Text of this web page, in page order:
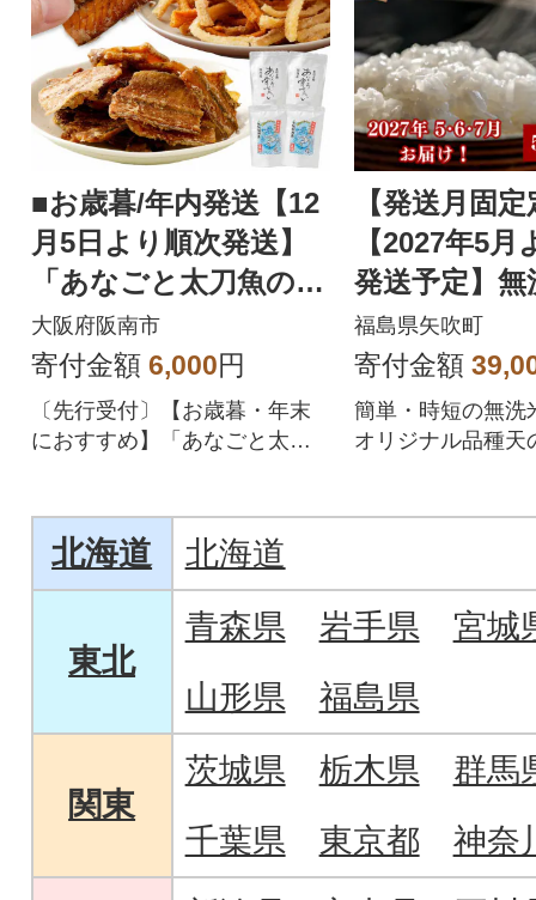
■お歳暮/年内発送【12
月5日より順次発送】
「あなごと太刀魚の骨
せんべい(あなご2袋
太刀魚2袋)」
大阪府阪南市
寄付金額 6,000円
〔先行受付〕【お歳暮・年末
におすすめ】「あなごと太刀
【発送月固
【2027年5月
発送予定】無
直送 天のつ
回
福島県矢吹町
寄付金額
簡単・時短の無洗
オリジナル品種天
北海道 北海道
東北
青森県 岩手県
宮城
山形県
福島県
関東
茨城県 栃木県
群馬
千葉県
東京都
神奈